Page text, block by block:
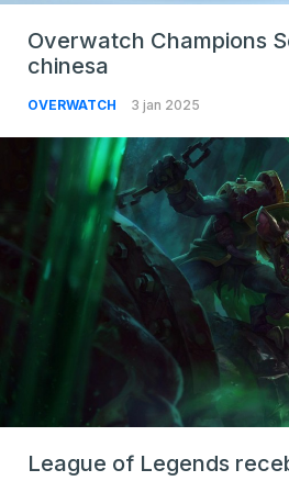
Overwatch Champions
chinesa
OVERWATCH 3 jan 2025
League of Legends